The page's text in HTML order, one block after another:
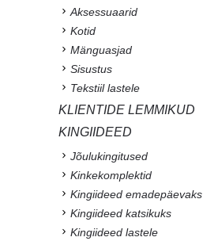
Aksessuaarid
Kotid
Mänguasjad
Sisustus
Tekstiil lastele
KLIENTIDE LEMMIKUD
KINGIIDEED
Jõulukingitused
Kinkekomplektid
Kingiideed emadepäevaks
Kingiideed katsikuks
Kingiideed lastele